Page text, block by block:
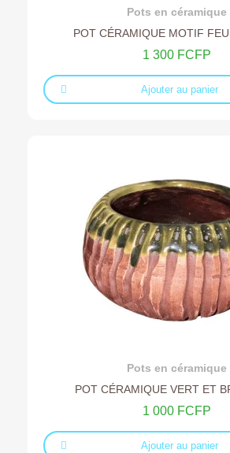
Ajouter au devis
Pots en céramique
POT CÉRAMIQUE MOTIF
1 300 FCFP
Ajouter au panier
Ajouter au devis
Pots en céramique
POT CÉRAMIQUE VERT ET
1 000 FCFP
Ajouter au panier